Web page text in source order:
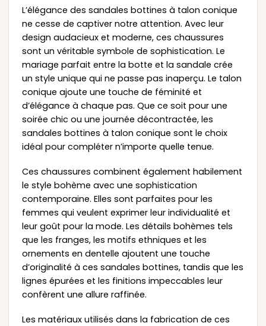
L’élégance des sandales bottines à talon conique
ne cesse de captiver notre attention. Avec leur
design audacieux et moderne, ces chaussures
sont un véritable symbole de sophistication. Le
mariage parfait entre la botte et la sandale crée
un style unique qui ne passe pas inaperçu. Le talon
conique ajoute une touche de féminité et
d’élégance à chaque pas. Que ce soit pour une
soirée chic ou une journée décontractée, les
sandales bottines à talon conique sont le choix
idéal pour compléter n’importe quelle tenue.
Ces chaussures combinent également habilement
le style bohème avec une sophistication
contemporaine. Elles sont parfaites pour les
femmes qui veulent exprimer leur individualité et
leur goût pour la mode. Les détails bohèmes tels
que les franges, les motifs ethniques et les
ornements en dentelle ajoutent une touche
d’originalité à ces sandales bottines, tandis que les
lignes épurées et les finitions impeccables leur
confèrent une allure raffinée.
Les matériaux utilisés dans la fabrication de ces